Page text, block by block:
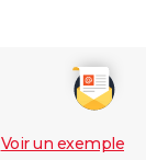
Voir un exemple